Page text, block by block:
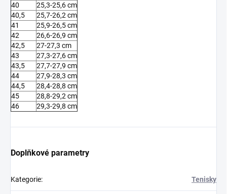
40
25,3-25,6 cm
40,5
25,7-26,2 cm
41
25,9-26,5 cm
42
26,6-26,9 cm
42,5
27-27,3 cm
43
27,3-27,6 cm
43,5
27,7-27,9 cm
44
27,9-28,3 cm
44,5
28,4-28,8 cm
45
28,8-29,2 cm
46
29,3-29,8 cm
Doplňkové parametry
Kategorie: Tenisky